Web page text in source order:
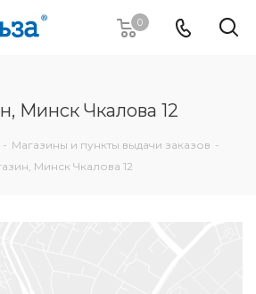
0
Минск Чкалова 12
- Магазины и пункты выдачи заказов -
Минск Чкалова 12